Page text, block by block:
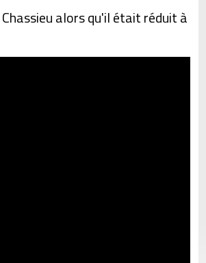
alors qu'il était réduit à